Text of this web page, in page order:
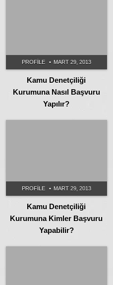
PROFILE MART 29, 2013
Kamu Denetçiliği
Kurumuna Nasıl Başvuru
Yapılır?
PROFILE MART 29, 2013
Kamu Denetçiliği
Kurumuna Kimler Başvuru
Yapabilir?